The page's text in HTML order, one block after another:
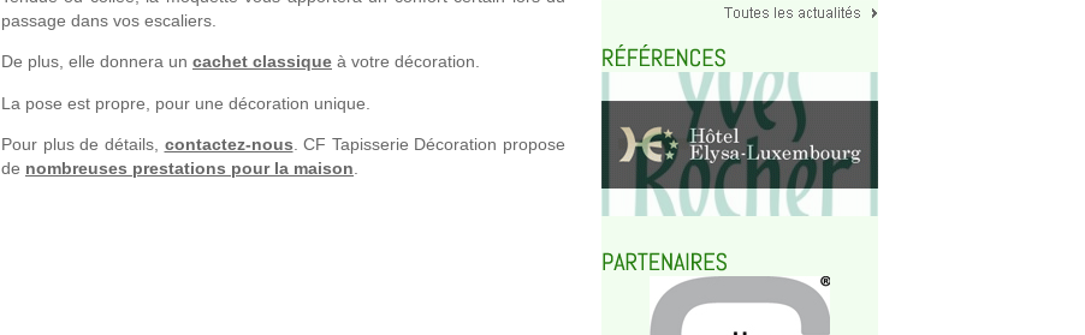
passage dans vos escaliers.
De plus, elle donnera un cachet classique à votre décoration.
La pose est propre, pour une décoration unique.
Pour plus de détails, contactez-nous . CF Tapisserie Décoration propose
de nombreuses prestations pour la maison